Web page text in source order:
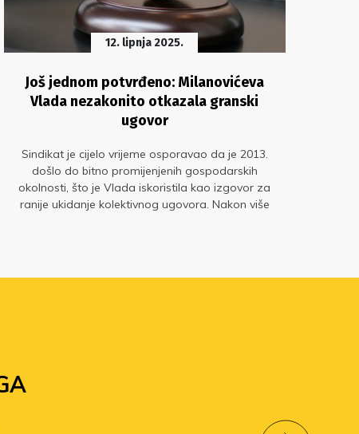
12. lipnja 2025.
Još jednom potvrđeno: Milanovićeva
Vlada nezakonito otkazala granski
ugovor
Sindikat je cijelo vrijeme osporavao da je 2013.
došlo do bitno promijenjenih gospodarskih
okolnosti, što je Vlada iskoristila kao izgovor za
ranije ukidanje kolektivnog ugovora. Nakon više